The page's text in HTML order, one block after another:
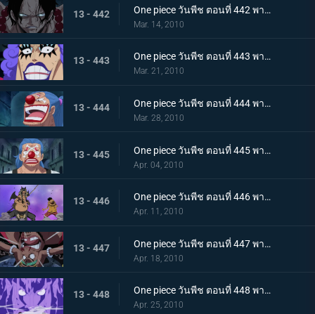
13 - 442 One piece วันพีช ตอนที่ 442 พากย์ไทย เริ่มการส่งตัวเอส! การต่อสู้ในเลเวล 6 ที่อยู่ลึกสุด!!
Mar. 14, 2010
13 - 443 One piece วันพีช ตอนที่ 443 พากย์ไทย ทีมสุดแกร่งถือกำเนิด! สะเทือนลั่นทั้งอิมเพลดาวน์!
Mar. 21, 2010
13 - 444 One piece วันพีช ตอนที่ 444 พากย์ไทย ความวุ่นวายยิ่งโหมกระหน่ำ! ทีชหนวดดำเข้าจู่โจม!
Mar. 28, 2010
13 - 445 One piece วันพีช ตอนที่ 445 พากย์ไทย การเผชิญหน้าสุดอันตราย! หนวดดำและชิริวแห่งสายฝน!
Apr. 04, 2010
13 - 446 One piece วันพีช ตอนที่ 446 พากย์ไทย ยังไงก็จะไม่ยอมแพ้! ฮันนิบาลเอาจริงแล้ว
Apr. 11, 2010
13 - 447 One piece วันพีช ตอนที่ 447 พากย์ไทย หมัดปืนเจ็ตแห่งความโกรธ! ลูฟี่ ปะทะ หนวดดำ!
Apr. 18, 2010
13 - 448 One piece วันพีช ตอนที่ 448 พากย์ไทย หยุดมาเจลแลนไว้! คุณอีวาเผยไม้ตายก้นหีบ!
Apr. 25, 2010